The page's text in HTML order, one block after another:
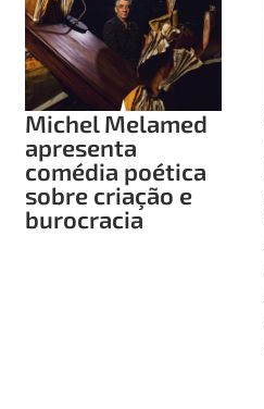
Michel Melamed
apresenta
comédia poética
sobre criação e
burocracia